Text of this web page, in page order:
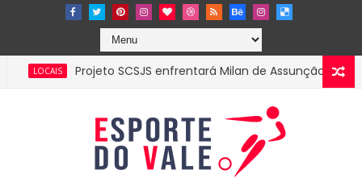
Projeto SCSJS enfrentará Milan de Assunção pela